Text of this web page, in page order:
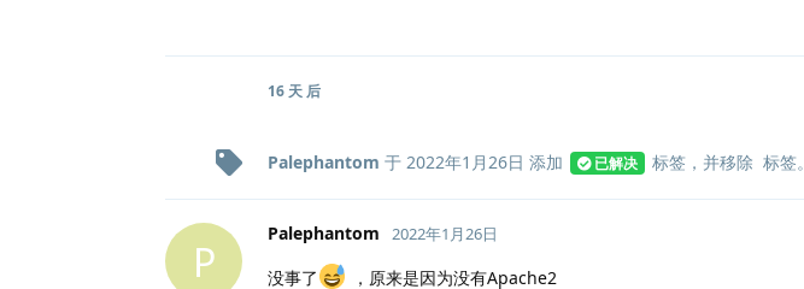
16 天 后
Palephantom 于 2022年1月26日 添加 已解决 标签，并移除 标签。
P
Palephantom 2022年1月26日
没事了 ，原来是因为没有Apache2